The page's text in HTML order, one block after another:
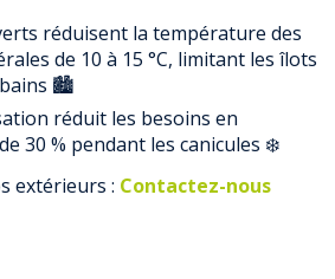
réduisent la température des
de 10 à 15 °C, limitant les îlots
🏙️
réduit les besoins en
30 % pendant les canicules ❄️
extérieurs : Contactez-nous